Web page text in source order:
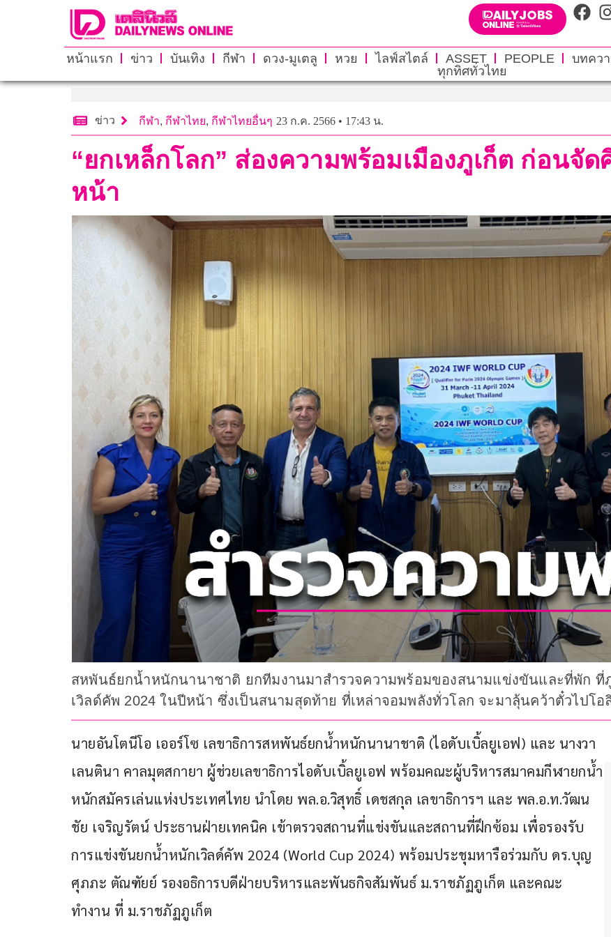
หน้าแรก ข่าว บันเทิง กีฬา ดวง-มูเตลู หวย ไลฟ์สไตล์ ASSET PEOPLE บทคว
ทุกทิศทั่วไทย
ข่าว กีฬา, กีฬาไทย, กีฬาไทยอื่นๆ 23 ก.ค. 2566 • 17:43 น.
“ยกเหล็กโลก” ส่องความพร้อมเมืองภูเก็ต ก่อนจัด
หน้า
สหพันธ์ยกน้ำหนักนานาชาติ ยกทีมงานมาสำรวจความพร้อมของสนามแข่งขันและที่พัก ที่
เวิลด์คัพ 2024 ในปีหน้า ซึ่งเป็นสนามสุดท้าย ที่เหล่าจอมพลังทั่วโลก จะมาลุ้นคว้าตั๋วไปโอ
นายอันโตนีโอ เออร์โซ เลขาธิการสหพันธ์ยกน้ำหนักนานาชาติ (ไอดับเบิ้ลยูเอฟ) และ นางวา
เลนตินา คาลมุตสกายา ผู้ช่วยเลขาธิการไอดับเบิ้ลยูเอฟ พร้อมคณะผู้บริหารสมาคมกีฬายกน้ำ
หนักสมัครเล่นแห่งประเทศไทย นำโดย พล.อ.วิสุทธิ์ เดชสกุล เลขาธิการฯ และ พล.อ.ท.วัฒน
ชัย เจริญรัตน์ ประธานฝ่ายเทคนิค เข้าตรวจสถานที่แข่งขันและสถานที่ฝึกซ้อม เพื่อรองรับ
การแข่งขันยกน้ำหนักเวิลด์คัพ 2024 (World Cup 2024) พร้อมประชุมหารือร่วมกับ ดร.บุญ
ศุภภะ ตัณฑัยย์ รองอธิการบดีฝ่ายบริหารและพันธกิจสัมพันธ์ ม.ราชภัฏภูเก็ต และคณะ
ทำงาน ที่ ม.ราชภัฏภูเก็ต